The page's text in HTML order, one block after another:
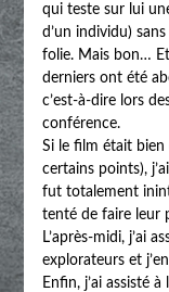
qui teste sur lui
d’un individu)
folie. Mais bon…
derniers ont été
c’est-à-dire lors
conférence.
Si le film était bien
certains points),
fut totalement
tenté de faire leur
L’après-midi, j’ai
explorateurs et
Enfin, j’ai assisté